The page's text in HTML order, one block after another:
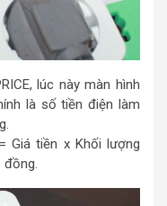
lúc này màn hình
là số tiền điện làm
Giá tiền x Khối lượng
đồng.